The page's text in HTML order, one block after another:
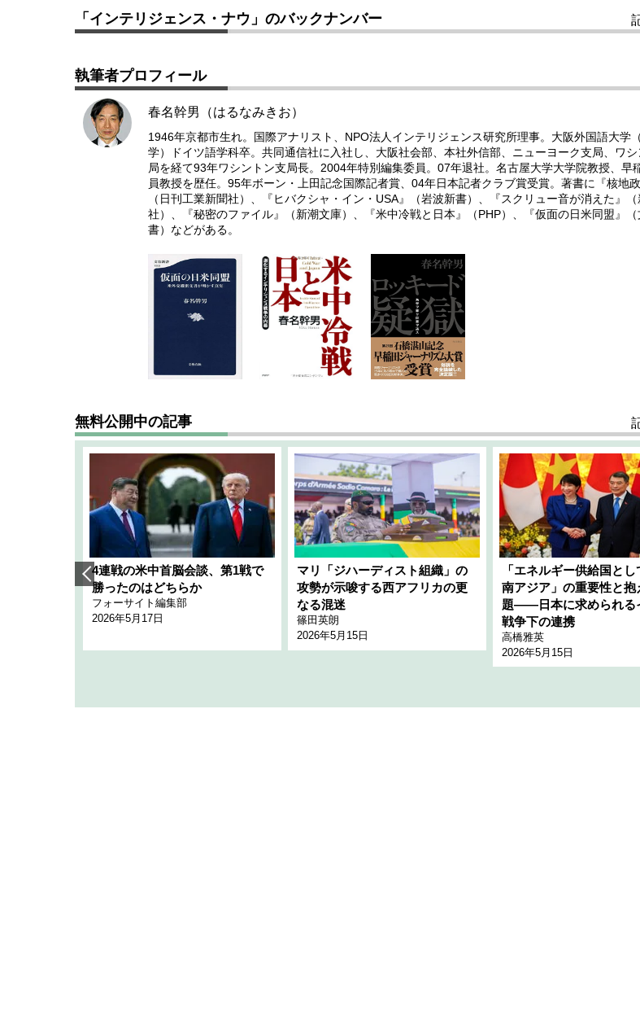
「インテリジェンス・ナウ」のバックナンバー
執筆者プロフィール
春名幹男（はるなみきお）
1946年京都市生れ。国際アナリスト、NPO法人インテリジェンス研究所理事。大阪外国語大学
学）ドイツ語学科卒。共同通信社に入社し、大阪社会部、本社外信部、ニューヨーク支局、ワシ
局を経て93年ワシントン支局長。2004年特別編集委員。07年退社。名古屋大学大学院教授、早
員教授を歴任。95年ボーン・上田記念国際記者賞、04年日本記者クラブ賞受賞。著書に『核地政
（日刊工業新聞社）、『ヒバクシャ・イン・USA』（岩波新書）、『スクリュー音が消えた』（
社）、『秘密のファイル』（新潮文庫）、『米中冷戦と日本』（PHP）、『仮面の日米同盟』
書）などがある。
無料公開中の記事
4連戦の米中首脳会談、第1戦で
勝ったのはどちらか
フォーサイト編集部
2026年5月17日
マリ「ジハーディスト組織」の
攻勢が示唆する西アフリカの更
なる混迷
篠田英朗
2026年5月15日
「エネルギー供給国と
南アジア」の重要性と抱
題――日本に求められる
戦争下の連携
高橋雅英
2026年5月15日